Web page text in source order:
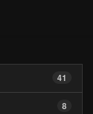
41
8